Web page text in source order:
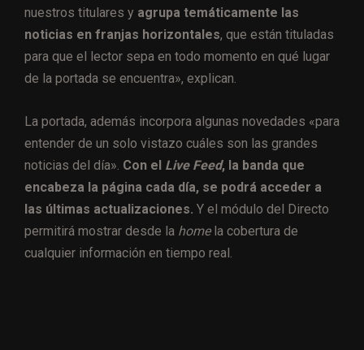
nuestros titulares y agrupa temáticamente las
noticias en franjas horizontales, que están tituladas
para que el lector sepa en todo momento en qué lugar
de la portada se encuentra», explican.
La portada, además incorpora algunas novedades «para
entender de un solo vistazo cuáles son las grandes
noticias del día». Con el Live Feed, la banda que
encabeza la página cada día, se podrá acceder a
las últimas actualizaciones. Y el módulo del Directo
permitirá mostrar desde la homela cobertura de
cualquier información en tiempo real.